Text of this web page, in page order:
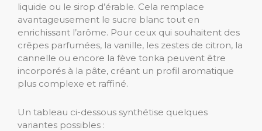
liquide ou le sirop d’érable. Cela remplace
avantageusement le sucre blanc tout en
enrichissant l’arôme. Pour ceux qui souhaitent des
crêpes parfumées, la vanille, les zestes de citron, la
cannelle ou encore la fève tonka peuvent être
incorporés à la pâte, créant un profil aromatique
plus complexe et raffiné.
Un tableau ci-dessous synthétise quelques
variantes possibles :